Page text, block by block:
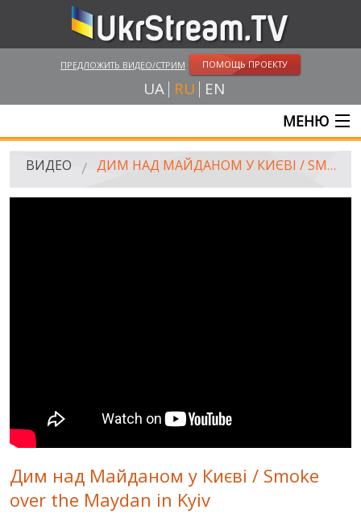
ПРЕДЛОЖИТЬ ВИДЕО/СТРИМ ПОМОЩЬ ПРОЕКТУ
UA RU EN
МЕНЮ
ГЛАВНАЯ
ПУБЛИЧНЫЕ ЛЮДИ
РОССИЙСКО-УКРАИНСКАЯ ВОЙНА
WINTER ON FIRE: UKRAINE'S FIGHT FOR FREEDOM
ХРОНОЛОГИЯ ЄВРОМАЙДАНА
ВИДЕО ДИМ НАД МАЙДАНОМ У КИЄВІ / SMOKE OVER THE MAYDAN IN KYIV
Дим над Майданом у Києві / Smoke
over the Maydan in Kyiv